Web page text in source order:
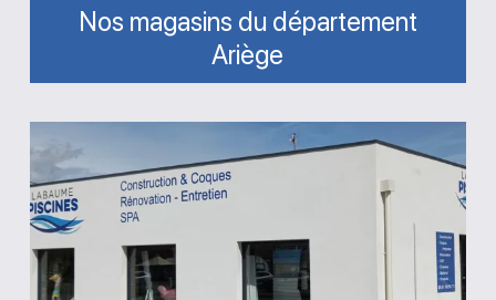
Nos magasins du département
Ariège
Magasin
Saint-
Jean-